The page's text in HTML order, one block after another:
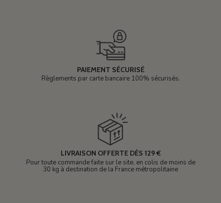
PAIEMENT SÉCURISÉ
Règlements par carte bancaire 100% sécurisés.
LIVRAISON OFFERTE DÈS 129 €
Pour toute commande faite sur le site, en colis de moins de
30 kg à destination de la France métropolitaine